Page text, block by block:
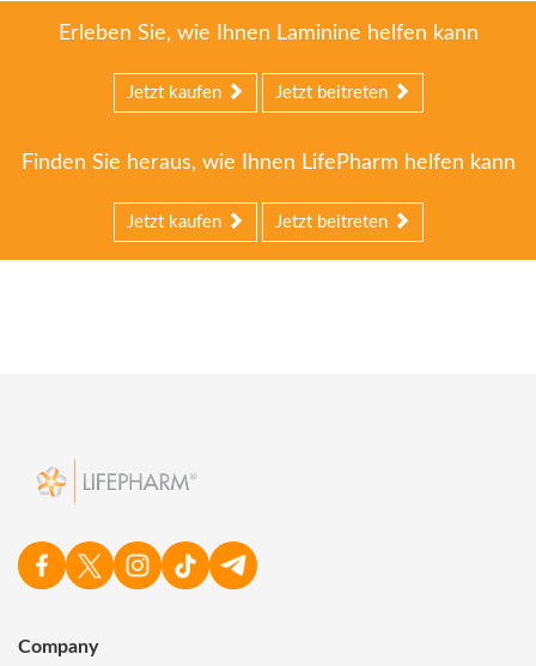
Erleben Sie, wie Ihnen Laminine helfen kann
Jetzt kaufen Jetzt beitreten
Finden Sie heraus, wie Ihnen LifePharm helfen kann
Jetzt kaufen Jetzt beitreten
Company